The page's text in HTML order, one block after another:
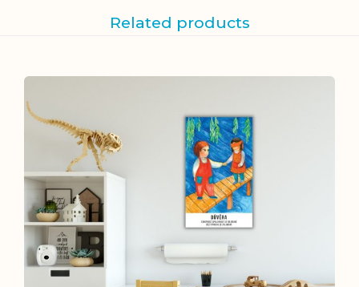
Related products